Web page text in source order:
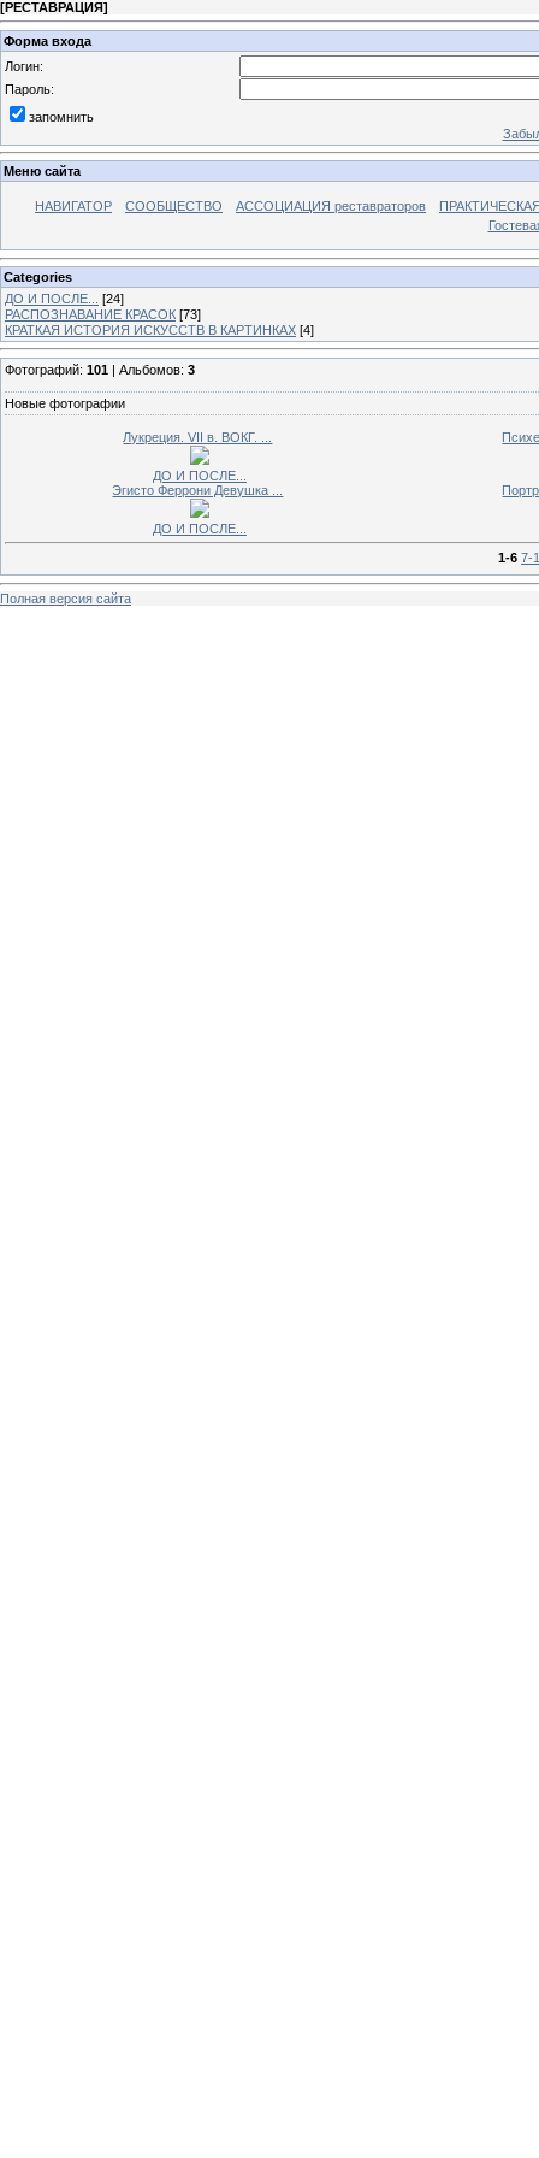
[РЕСТАВРАЦИЯ]
Форма входа
Логин:
Пароль:
запомнить
Меню сайта
НАВИГАТОР СООБЩЕСТВО АССОЦИАЦИЯ реставраторов
Categories
ДО И ПОСЛЕ...
[24]
РАСПОЗНАВАНИЕ КРАСОК [73]
КРАТКАЯ ИСТОРИЯ ИСКУССТВ В КАРТИНКАХ [4]
Фотографий: 101 | Альбомов: 3
Новые фотографии
Лукреция. VII в. ВОКГ. ...
ДО И ПОСЛЕ...
Эгисто Феррони Девушка ...
ДО И ПОСЛЕ...
1-6 7-
Полная версия сайта